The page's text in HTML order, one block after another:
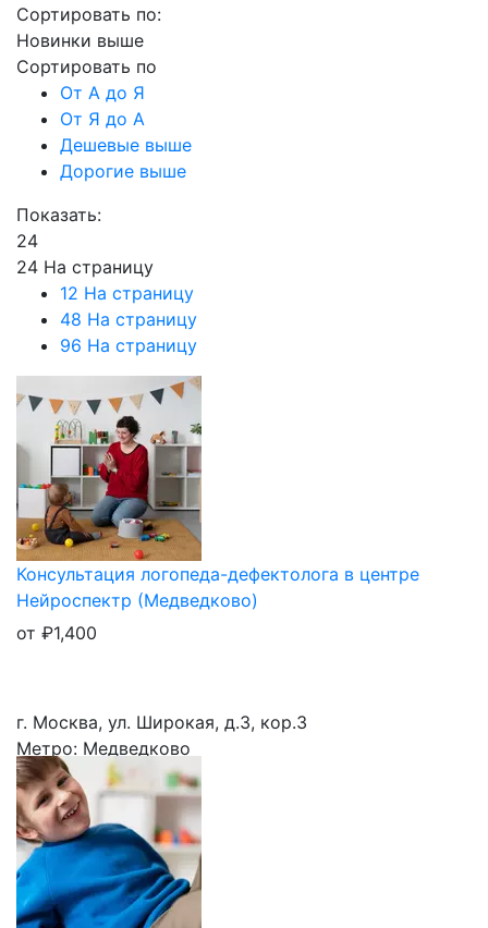
Сортировать по:
Новинки выше
Сортировать по
От А до Я
От Я до А
Дешевые выше
Дорогие выше
Показать:
24
24 На страницу
12 На страницу
48 На страницу
96 На страницу
Консультация логопеда-дефектолога в центре
Нейроспектр (Медведково)
от ₽1,400
г. Москва, ул. Широкая, д.3, кор.3
Метро: Медведково